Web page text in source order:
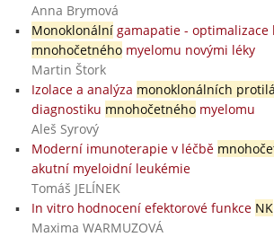
Anna Brymová
Monoklonálnígamapatie - optimalizace
mnohočetnéhomyelomu novými léky
Martin Štork
Izolace a analýza monoklonálních
diagnostiku mnohočetnéhomyelomu
Aleš Syrový
Moderní imunoterapie v léčbě
akutní myeloidní leukémie
Tomáš JELÍNEK
In vitro hodnocení efektorové funkce NK
Maxima WARMUZOVÁ